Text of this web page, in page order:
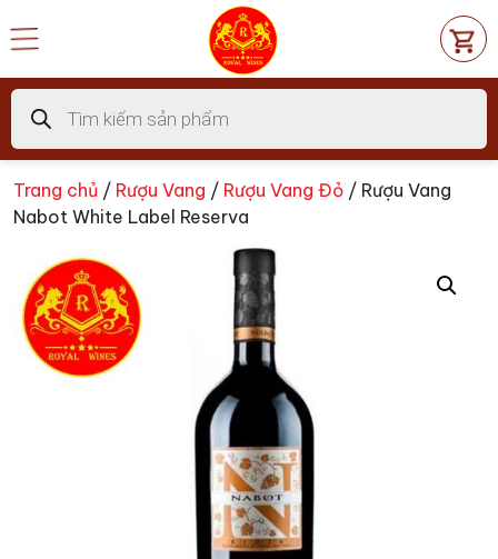
đến
dung
Tìm
kiếm
sản
phẩm
Trang chủ / Rượu Vang / Rượu Vang Đỏ / Rượu Vang
Nabot White Label Reserva